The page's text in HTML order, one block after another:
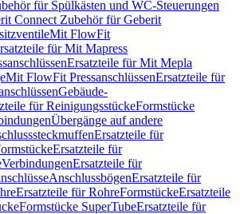
für Spülkästen und WC-Steuerungen
Connect Zubehör für Geberit
Mit FlowFit
für Mit Mapress
Ersatzteile für Mit Mepla
Mit FlowFit PressanschlüssenErsatzteile für
Gebäude-
für ReinigungsstückeFormstücke
Übergänge auf andere
Ersatzteile für
Ersatzteile für
VerbindungenErsatzteile für
AnschlussbögenErsatzteile für
Ersatzteile für RohreFormstückeErsatzteile
Formstücke SuperTubeErsatzteile für